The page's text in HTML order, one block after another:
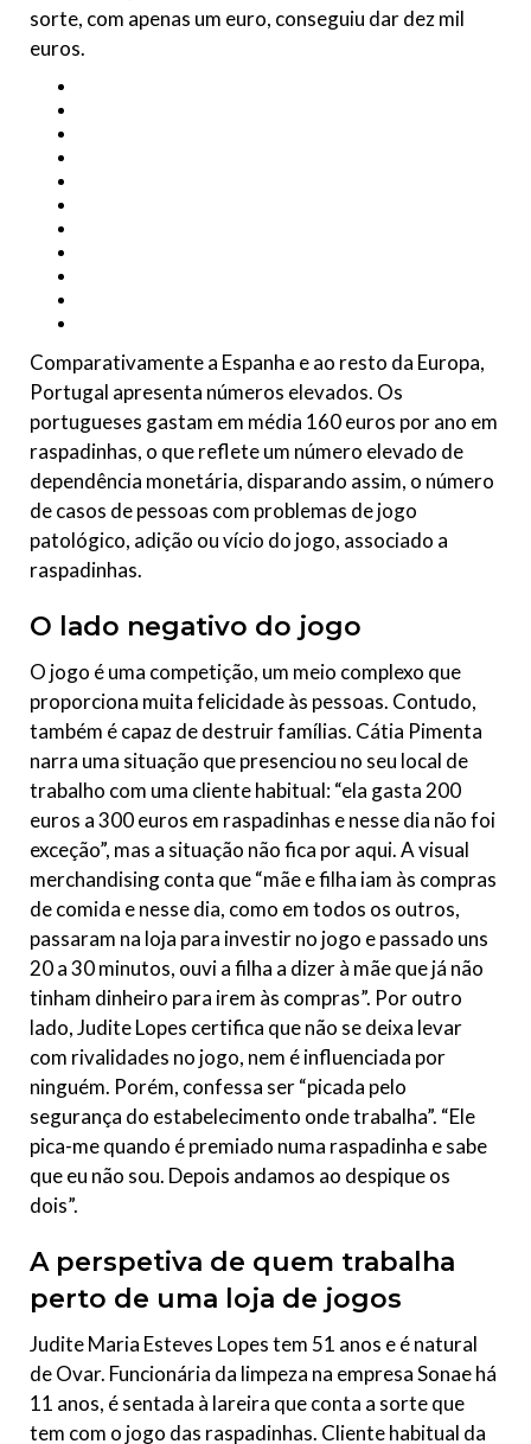
sorte, com apenas um euro, conseguiu dar dez mil
euros.
Comparativamente a Espanha e ao resto da Europa,
Portugal apresenta números elevados. Os
portugueses gastam em média 160 euros por ano em
raspadinhas, o que reflete um número elevado de
dependência monetária, disparando assim, o número
de casos de pessoas com problemas de jogo
patológico, adição ou vício do jogo, associado a
raspadinhas.
O lado negativo do jogo
O jogo é uma competição, um meio complexo que
proporciona muita felicidade às pessoas. Contudo,
também é capaz de destruir famílias. Cátia Pimenta
narra uma situação que presenciou no seu local de
trabalho com uma cliente habitual: “ela gasta 200
euros a 300 euros em raspadinhas e nesse dia não foi
exceção”, mas a situação não fica por aqui. A visual
merchandising conta que “mãe e filha iam às compras
de comida e nesse dia, como em todos os outros,
passaram na loja para investir no jogo e passado uns
20 a 30 minutos, ouvi a filha a dizer à mãe que já não
tinham dinheiro para irem às compras”. Por outro
lado, Judite Lopes certifica que não se deixa levar
com rivalidades no jogo, nem é influenciada por
ninguém. Porém, confessa ser “picada pelo
segurança do estabelecimento onde trabalha”. “Ele
pica-me quando é premiado numa raspadinha e sabe
que eu não sou. Depois andamos ao despique os
dois”.
A perspetiva de quem trabalha
perto de uma loja de jogos
Judite Maria Esteves Lopes tem 51 anos e é natural
de Ovar. Funcionária da limpeza na empresa Sonae há
11 anos, é sentada à lareira que conta a sorte que
tem com o jogo das raspadinhas. Cliente habitual da